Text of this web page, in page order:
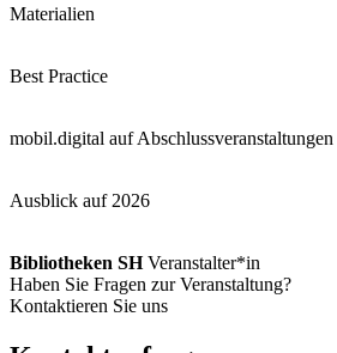
Materialien
Best Practice
mobil.digital auf Abschlussveranstaltungen
Ausblick auf 2026
Bibliotheken SHVeranstalter*in
Haben Sie Fragen zur Veranstaltung?
Kontaktieren Sie uns